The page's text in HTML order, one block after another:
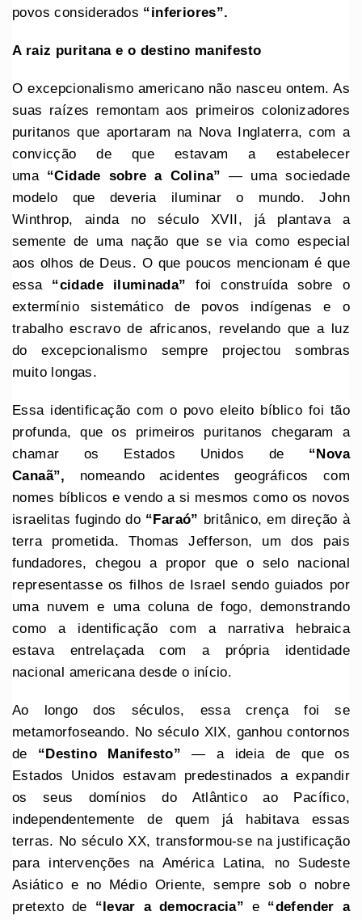
povos considerados “inferiores”.
A raiz puritana e o destino manifesto
O excepcionalismo americano não nasceu ontem. As
suas raízes remontam aos primeiros colonizadores
puritanos que aportaram na Nova Inglaterra, com a
convicção de que estavam a estabelecer
uma “Cidade sobre a Colina” — uma sociedade
modelo que deveria iluminar o mundo. John
Winthrop, ainda no século XVII, já plantava a
semente de uma nação que se via como especial
aos olhos de Deus. O que poucos mencionam é que
essa “cidade iluminada” foi construída sobre o
extermínio sistemático de povos indígenas e o
trabalho escravo de africanos, revelando que a luz
do excepcionalismo sempre projectou sombras
muito longas.
Essa identificação com o povo eleito bíblico foi tão
profunda, que os primeiros puritanos chegaram a
chamar os Estados Unidos de “Nova
Canaã”, nomeando acidentes geográficos com
nomes bíblicos e vendo a si mesmos como os novos
israelitas fugindo do “Faraó” britânico, em direção à
terra prometida. Thomas Jefferson, um dos pais
fundadores, chegou a propor que o selo nacional
representasse os filhos de Israel sendo guiados por
uma nuvem e uma coluna de fogo, demonstrando
como a identificação com a narrativa hebraica
estava entrelaçada com a própria identidade
nacional americana desde o início.
Ao longo dos séculos, essa crença foi se
metamorfoseando. No século XIX, ganhou contornos
de “Destino Manifesto”— a ideia de que os
Estados Unidos estavam predestinados a expandir
os seus domínios do Atlântico ao Pacífico,
independentemente de quem já habitava essas
terras. No século XX, transformou-se na justificação
para intervenções na América Latina, no Sudeste
Asiático e no Médio Oriente, sempre sob o nobre
pretexto de “levar a democracia” e “defender a